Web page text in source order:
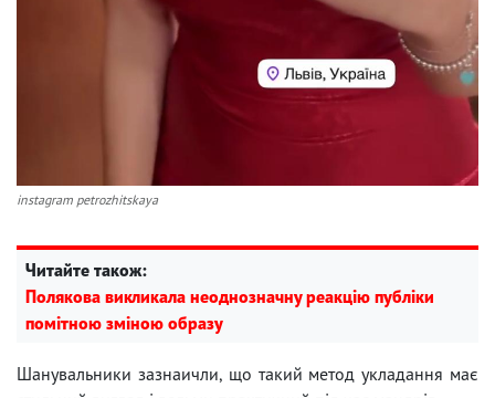
instagram petrozhitskaya
Читайте також:
Полякова викликала неоднозначну реакцію публіки
помітною зміною образу
Шанувальники зазнаичли, що такий метод укладання має